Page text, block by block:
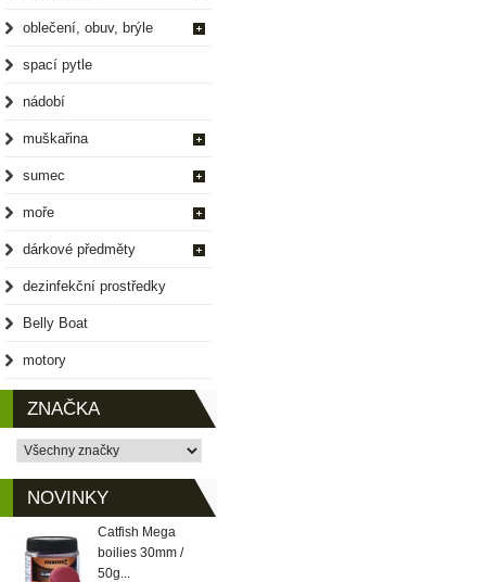
oblečení, obuv, brýle
spací pytle
nádobí
muškařina
sumec
moře
dárkové předměty
dezinfekční prostředky
Belly Boat
motory
ZNAČKA
NOVINKY
Catfish Mega
boilies 30mm /
50g...